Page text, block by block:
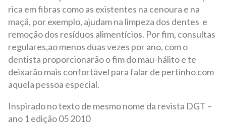
rica em fibras como as existentes na cenoura e na
maçã, por exemplo, ajudam na limpeza dos dentes e
remoção dos resíduos alimentícios. Por fim, consultas
regulares,ao menos duas vezes por ano, com o
dentista proporcionarão o fim do mau-hálito e te
deixarão mais confortável para falar de pertinho com
aquela pessoa especial.
Inspirado no texto de mesmo nome da revista DGT –
ano 1 edição 05 2010